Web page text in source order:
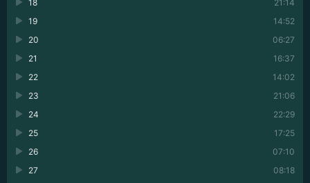
21:14
18
14:52
19
06:27
20
16:37
21
14:02
22
21:06
23
22:29
24
17:25
25
07:10
26
08:18
27